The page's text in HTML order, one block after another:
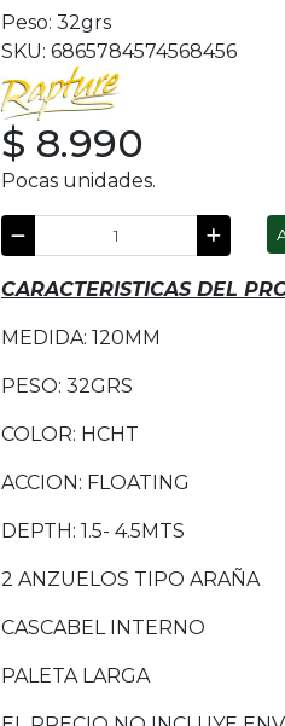
Peso: 32grs
SKU: 6865784574568456
$ 8.990
Pocas unidades.
CARACTERISTICAS DEL
MEDIDA: 120MM
PESO: 32GRS
COLOR: HCHT
ACCION: FLOATING
DEPTH: 1.5- 4.5MTS
2 ANZUELOS TIPO ARAÑA
CASCABEL INTERNO
PALETA LARGA